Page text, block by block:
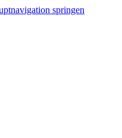
springen